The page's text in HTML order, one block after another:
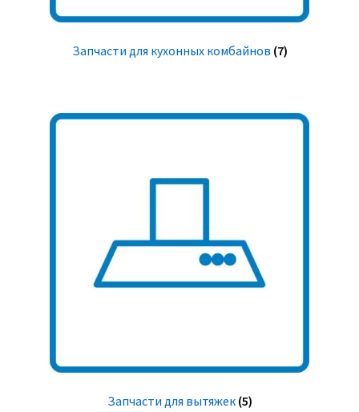
Запчасти для кухонных комбайнов (7)
Запчасти для вытяжек (5)